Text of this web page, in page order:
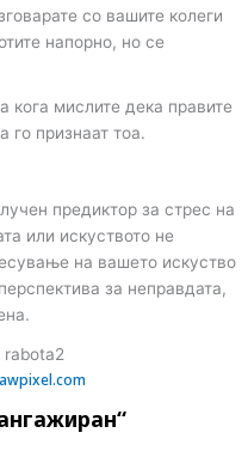
со вашите колеги
напорно, но се
кога мислите дека правите
го признаат тоа.
предиктор за стрес на
или искуството не
на вашето искуство
за неправдата,